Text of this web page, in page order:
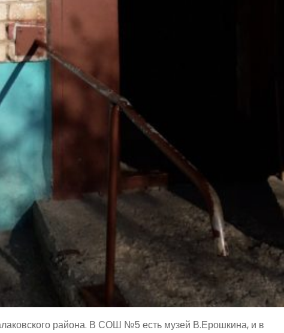
района. В СОШ №5 есть музей В.Ерошкина, и в